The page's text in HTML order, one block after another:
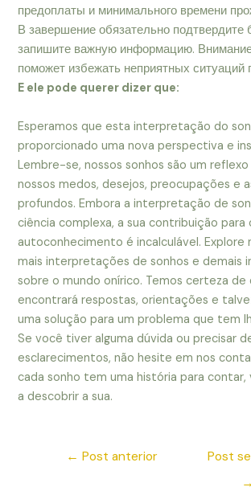
предоплаты и минимального времени
В завершение обязательно подтвердите
запишите важную информацию.
поможет избежать неприятных ситуаций
E ele pode querer dizer que:
Esperamos que esta interpretação do
proporcionado uma nova perspectiva e
Lembre-se, nossos sonhos são um
nossos medos, desejos, preocupações e
profundos. Embora a interpretação de
ciência complexa, a sua contribuição para
autoconhecimento é incalculável. Explore
mais interpretações de sonhos e demais
sobre o mundo onírico. Temos certeza de
encontrará respostas, orientações e
uma solução para um problema que tem
Se você tiver alguma dúvida ou precisar
esclarecimentos, não hesite em nos
cada sonho tem uma história para contar,
a descobrir a sua.
← Post anterior
Post
→